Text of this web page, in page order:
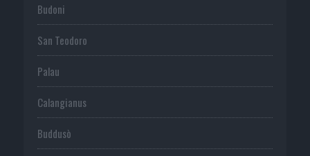
Budoni
San Teodoro
Palau
Calangianus
Buddusò